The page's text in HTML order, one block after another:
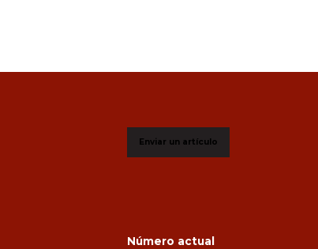
Enviar un artículo
Número actual